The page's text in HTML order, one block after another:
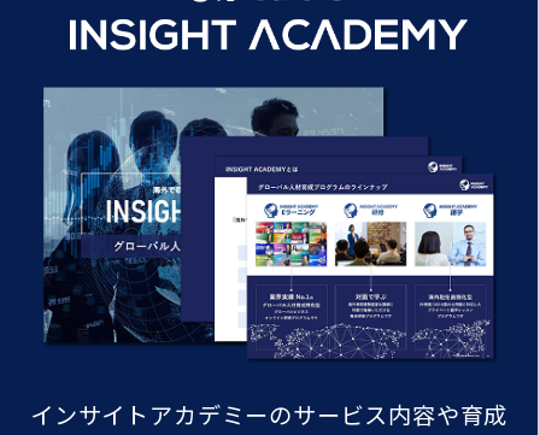
インサイトアカデミーのサービス内容や育成